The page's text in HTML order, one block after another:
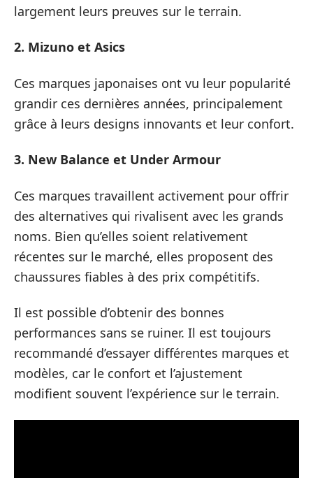
largement leurs preuves sur le terrain.
2. Mizuno et Asics
Ces marques japonaises ont vu leur popularité
grandir ces dernières années, principalement
grâce à leurs designs innovants et leur confort.
3. New Balance et Under Armour
Ces marques travaillent activement pour offrir
des alternatives qui rivalisent avec les grands
noms. Bien qu’elles soient relativement
récentes sur le marché, elles proposent des
chaussures fiables à des prix compétitifs.
Il est possible d’obtenir des bonnes
performances sans se ruiner. Il est toujours
recommandé d’essayer différentes marques et
modèles, car le confort et l’ajustement
modifient souvent l’expérience sur le terrain.